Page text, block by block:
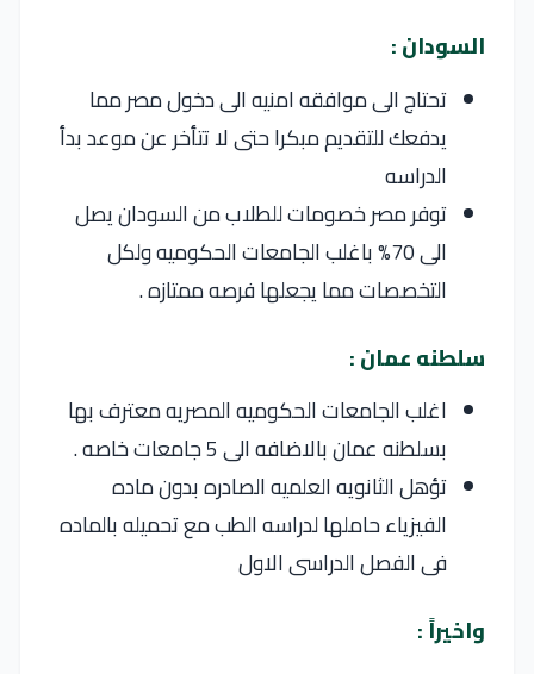
السودان :
تحتاج الى موافقه امنيه الى دخول مصر مما
يدفعك للتقديم مبكرا حتى لا تتأخر عن موعد بدأ
الدراسه
توفر مصر خصومات للطلاب من السودان يصل
الى 70% باغلب الجامعات الحكوميه ولكل
التخصصات مما يجعلها فرصه ممتازه .
سلطنه عمان :
اغلب الجامعات الحكوميه المصريه معترف بها
بسلطنه عمان بالاضافه الى 5 جامعات خاصه .
تؤهل الثانويه العلميه الصادره بدون ماده
الفيزياء حاملها لدراسه الطب مع تحميله بالماده
فى الفصل الدراسى الاول
واخيراً :